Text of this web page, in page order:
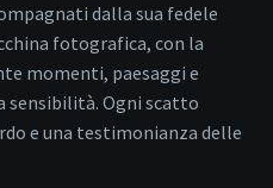
dalla sua fedele
fotografica, con la
momenti, paesaggi e
sensibilità. Ogni scatto
e una testimonianza delle